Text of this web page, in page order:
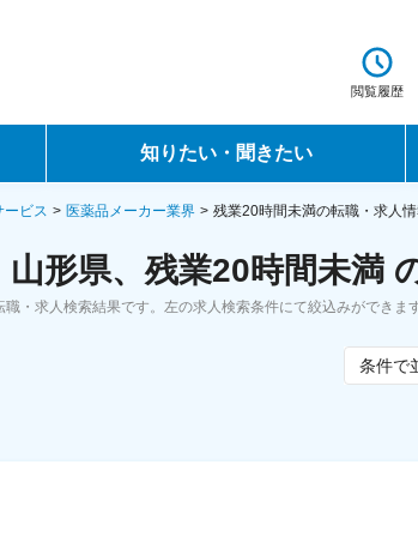
閲覧履歴
知りたい・聞きたい
転職ノウハウ
データで見る転職
ービス 医薬品メーカー業界 残業20時間未満の転職・求人
形県、残業20時間未満
・求人検索結果です。左の求人検索条件にて絞込みができます
条件で